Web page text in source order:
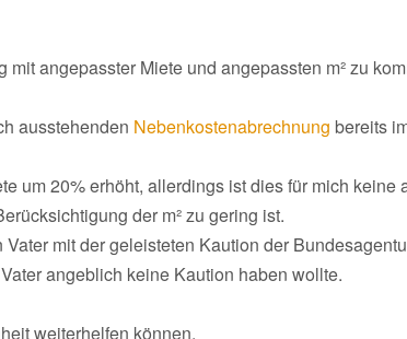
angepasster Miete und angepassten m² zu
ausstehenden Nebenkostenabrechnung bereits
um 20% erhöht, allerdings ist dies für mich keine
der m² zu gering ist.
mit der geleisteten Kaution der
angeblich keine Kaution haben wollte.
weiterhelfen können.